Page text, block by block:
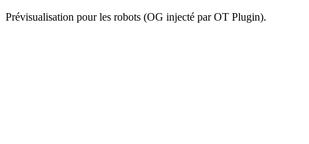
Prévisualisation pour les robots (OG injecté par OT Plugin).